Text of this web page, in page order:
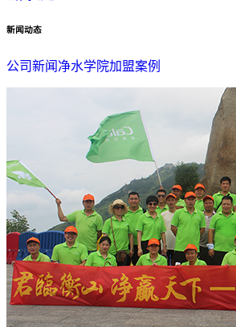
新闻动态
公司新闻 净水学院加盟案例